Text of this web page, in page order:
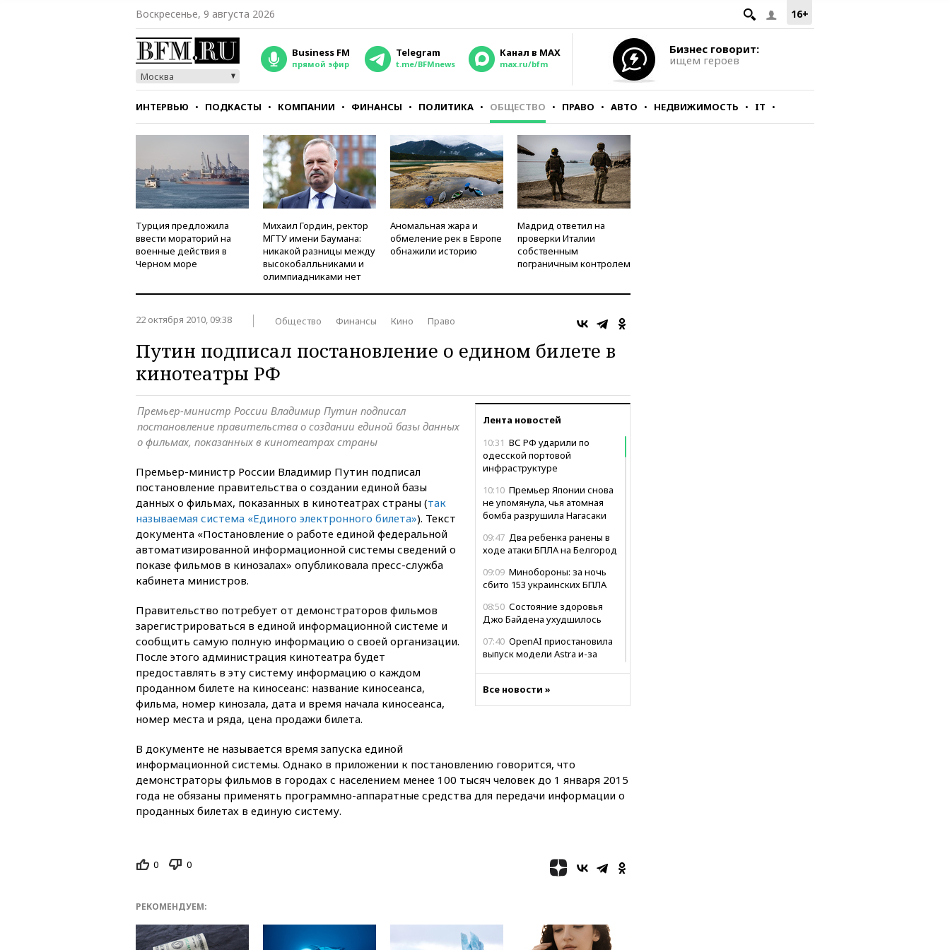
16+
Воскресенье, 9 августа 2026
Москва
Business FM
прямой эфир
Telegram
t.me/BFMnews
Канал в MAX
max.ru/bfm
Бизнес говорит:
ищем героев
ИНТЕРВЬЮ ПОДКАСТЫ КОМПАНИИ ФИНАНСЫ ПОЛИТИКА ОБЩЕСТВО ПРАВО АВТО НЕДВИЖИМОСТЬ IT
СТИЛЬ ТЕСТЫ
Турция предложила
ввести мораторий на
военные действия в
Черном море
Михаил Гордин, ректор
МГТУ имени Баумана:
никакой разницы между
высокобалльниками и
олимпиадниками нет
Аномальная жара и
обмеление рек в Европе
обнажили историю
Мадрид ответил на
проверки Италии
собственным
пограничным контролем
22 октября 2010, 09:38 Общество Финансы Кино Право
Путин подписал постановление о едином билете в
кинотеатры РФ
Лента новостей
10:31 ВС РФ ударили по
одесской портовой
инфраструктуре
10:10 Премьер Японии снова
не упомянула, чья атомная
бомба разрушила Нагасаки
09:47 Два ребенка ранены в
ходе атаки БПЛА на Белгород
09:09 Минобороны: за ночь
сбито 153 украинских БПЛА
08:50 Состояние здоровья
Джо Байдена ухудшилось
07:40 OpenAI приостановила
выпуск модели Astra и-за
06:25 У берегов Италии
свыше $1 млрд
02:22Собянин сообщил о
высоких темпах строительства
В Красноярском крае
вчера, 23:30
Жителя Нижнего
Тагила арестовали за реакции
Все новости »
Премьер-министр России Владимир Путин подписал
постановление правительства о создании единой базы данных
о фильмах, показанных в кинотеатрах страны
Премьер-министр России Владимир Путин подписал
постановление правительства о создании единой базы
данных о фильмах, показанных в кинотеатрах страны (так
называемая система «Единого электронного билета»). Текст
документа «Постановление о работе единой федеральной
автоматизированной информационной системы сведений о
показе фильмов в кинозалах» опубликовала пресс-служба
кабинета министров.
Правительство потребует от демонстраторов фильмов
зарегистрироваться в единой информационной системе и
сообщить самую полную информацию о своей организации.
После этого администрация кинотеатра будет
предоставлять в эту систему информацию о каждом
проданном билете на киносеанс: название киносеанса,
фильма, номер кинозала, дата и время начала киносеанса,
номер места и ряда, цена продажи билета.
В документе не называется время запуска единой
информационной системы. Однако в приложении к постановлению говорится, что
демонстраторы фильмов в городах с населением менее 100 тысяч человек до 1 января 2015
года не обязаны применять программно-аппаратные средства для передачи информации о
проданных билетах в единую систему.
0 0
РЕКОМЕНДУЕМ: